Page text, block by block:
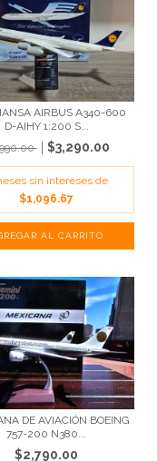
AIRBUS A340-600
D-AIHY 1:200 S...
$3,290.00
sin intereses de
$1,096.67
DE AVIACIÓN BOEING
757-200 N380...
$2,790.00